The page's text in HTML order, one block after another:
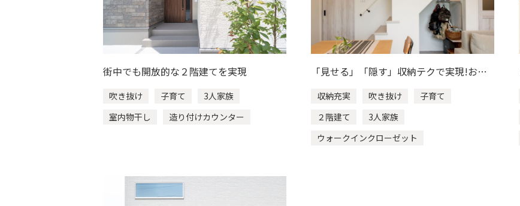
街中でも開放的な２階建てを実現
吹き抜け 子育て
3人家族
室内物干し
造り付けカウンター
「見せる」「隠す」収納テクで実現!おし
収納充実 吹き抜け
子育て
２階建て
3人家族
ウォークインクローゼット